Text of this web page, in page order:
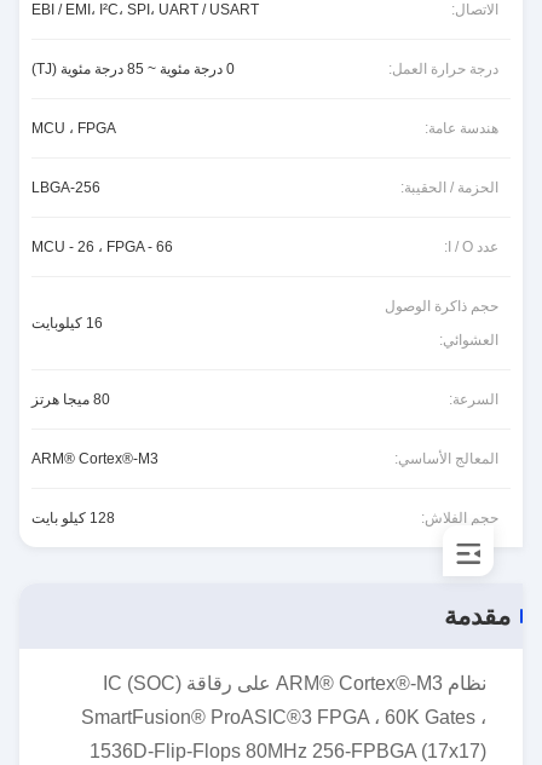
الاتصال: EBI / EMI، I²C، SPI، UART / USART
درجة حرارة العمل: 0 درجة مئوية ~ 85 درجة مئوية (TJ)
هندسة عامة: MCU ، FPGA
الحزمة / الحقيبة: 256-LBGA
عدد I / O: MCU - 26 ، FPGA - 66
حجم ذاكرة الوصول
العشوائي:
16 كيلوبايت
السرعة: 80 ميجا هرتز
المعالج الأساسي: ARM® Cortex®-M3
حجم الفلاش: 128 كيلو بايت
مقدمة
نظام ARM® Cortex®-M3 على رقاقة (SOC) IC
SmartFusion® ProASIC®3 FPGA ، 60K Gates ،
1536D-Flip-Flops 80MHz 256-FPBGA (17x17)